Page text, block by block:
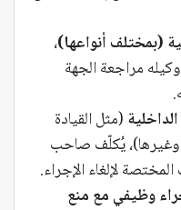
(بمختلف أنواعها)،
مراجعة الجهة
(مثل القيادة
وغيرها)، يُكلّف صاحب
لإلغاء الإجراء.
وظيفي مع منع